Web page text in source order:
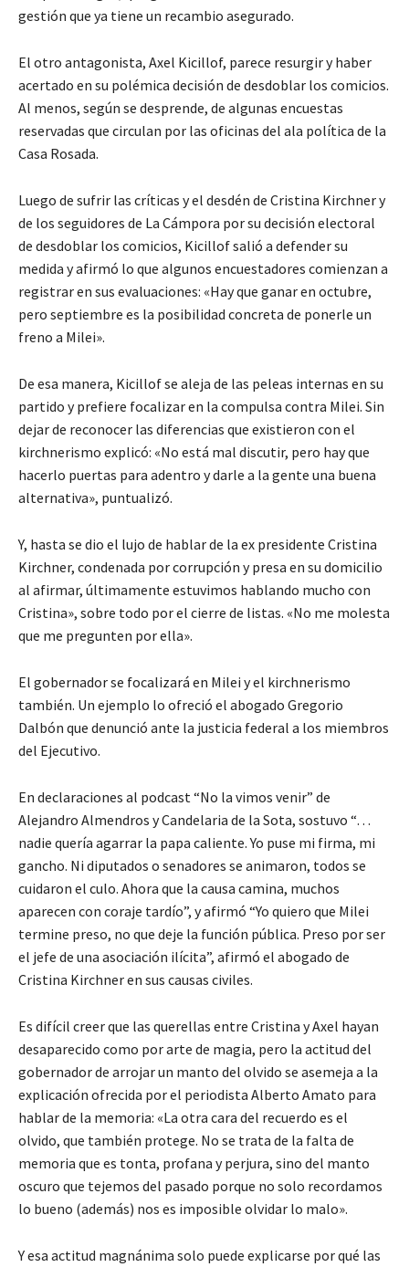
gestión que ya tiene un recambio asegurado.
El otro antagonista, Axel Kicillof, parece resurgir y haber
acertado en su polémica decisión de desdoblar los comicios.
Al menos, según se desprende, de algunas encuestas
reservadas que circulan por las oficinas del ala política de la
Casa Rosada.
Luego de sufrir las críticas y el desdén de Cristina Kirchner y
de los seguidores de La Cámpora por su decisión electoral
de desdoblar los comicios, Kicillof salió a defender su
medida y afirmó lo que algunos encuestadores comienzan a
registrar en sus evaluaciones: «Hay que ganar en octubre,
pero septiembre es la posibilidad concreta de ponerle un
freno a Milei».
De esa manera, Kicillof se aleja de las peleas internas en su
partido y prefiere focalizar en la compulsa contra Milei. Sin
dejar de reconocer las diferencias que existieron con el
kirchnerismo explicó: «No está mal discutir, pero hay que
hacerlo puertas para adentro y darle a la gente una buena
alternativa», puntualizó.
Y, hasta se dio el lujo de hablar de la ex presidente Cristina
Kirchner, condenada por corrupción y presa en su domicilio
al afirmar, últimamente estuvimos hablando mucho con
Cristina», sobre todo por el cierre de listas. «No me molesta
que me pregunten por ella».
El gobernador se focalizará en Milei y el kirchnerismo
también. Un ejemplo lo ofreció el abogado Gregorio
Dalbón que denunció ante la justicia federal a los miembros
del Ejecutivo.
En declaraciones al podcast “No la vimos venir” de
Alejandro Almendros y Candelaria de la Sota, sostuvo “…
nadie quería agarrar la papa caliente. Yo puse mi firma, mi
gancho. Ni diputados o senadores se animaron, todos se
cuidaron el culo. Ahora que la causa camina, muchos
aparecen con coraje tardío”, y afirmó “Yo quiero que Milei
termine preso, no que deje la función pública. Preso por ser
el jefe de una asociación ilícita”, afirmó el abogado de
Cristina Kirchner en sus causas civiles.
Es difícil creer que las querellas entre Cristina y Axel hayan
desaparecido como por arte de magia, pero la actitud del
gobernador de arrojar un manto del olvido se asemeja a la
explicación ofrecida por el periodista Alberto Amato para
hablar de la memoria: «La otra cara del recuerdo es el
olvido, que también protege. No se trata de la falta de
memoria que es tonta, profana y perjura, sino del manto
oscuro que tejemos del pasado porque no solo recordamos
lo bueno (además) nos es imposible olvidar lo malo».
Y esa actitud magnánima solo puede explicarse por qué las